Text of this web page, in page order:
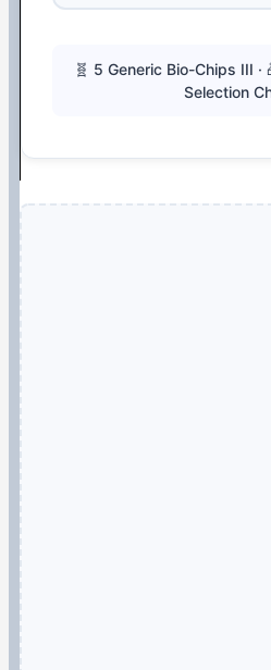
🧬 5 Generic Bio-Chips III
Selection